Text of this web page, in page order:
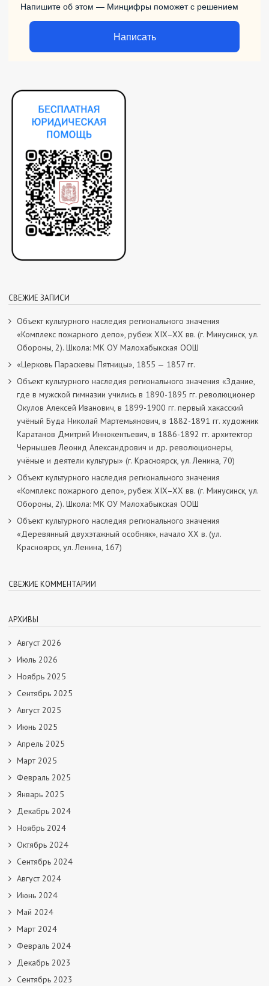
Напишите об этом — Минцифры поможет с решением
Написать
СВЕЖИЕ ЗАПИСИ
Объект культурного наследия регионального значения
«Комплекс пожарного депо», рубеж XIX–XX вв. (г. Минусинск, ул.
Обороны, 2). Школа: МК ОУ Малохабыкская ООШ
«Церковь Параскевы Пятницы», 1855 — 1857 гг.
Объект культурного наследия регионального значения «Здание,
где в мужской гимназии учились в 1890-1895 гг. революционер
Окулов Алексей Иванович, в 1899-1900 гг. первый хакасский
учёный Буда Николай Мартемьянович, в 1882-1891 гг. художник
Каратанов Дмитрий Иннокентьевич, в 1886-1892 гг. архитектор
Чернышев Леонид Александрович и др. революционеры,
учёные и деятели культуры» (г. Красноярск, ул. Ленина, 70)
Объект культурного наследия регионального значения
«Комплекс пожарного депо», рубеж XIX–XX вв. (г. Минусинск, ул.
Обороны, 2). Школа: МК ОУ Малохабыкская ООШ
Объект культурного наследия регионального значения
«Деревянный двухэтажный особняк», начало ХХ в. (ул.
Красноярск, ул. Ленина, 167)
СВЕЖИЕ КОММЕНТАРИИ
АРХИВЫ
Август 2026
Июль 2026
Ноябрь 2025
Сентябрь 2025
Август 2025
Июнь 2025
Апрель 2025
Март 2025
Февраль 2025
Январь 2025
Декабрь 2024
Ноябрь 2024
Октябрь 2024
Сентябрь 2024
Август 2024
Июнь 2024
Май 2024
Март 2024
Февраль 2024
Декабрь 2023
Сентябрь 2023